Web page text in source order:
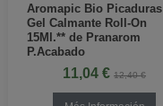
Aromapic Bio Picaduras
Gel Calmante Roll-On
15Ml.** de Pranarom
P.Acabado
11,04 € 12,40 €